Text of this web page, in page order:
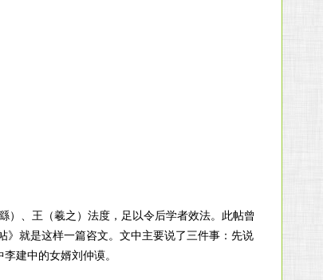
）、王（羲之）法度，足以令后学者效法。此帖曾
》就是这样一篇咨文。文中主要说了三件事：先说
建中的女婿刘仲谟。